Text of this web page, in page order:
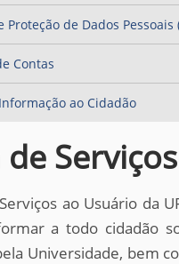
Proteção de Dados Pessoais
Contas
ao Cidadão
Serviços
ao Usuário da
a todo cidadão
Universidade, bem